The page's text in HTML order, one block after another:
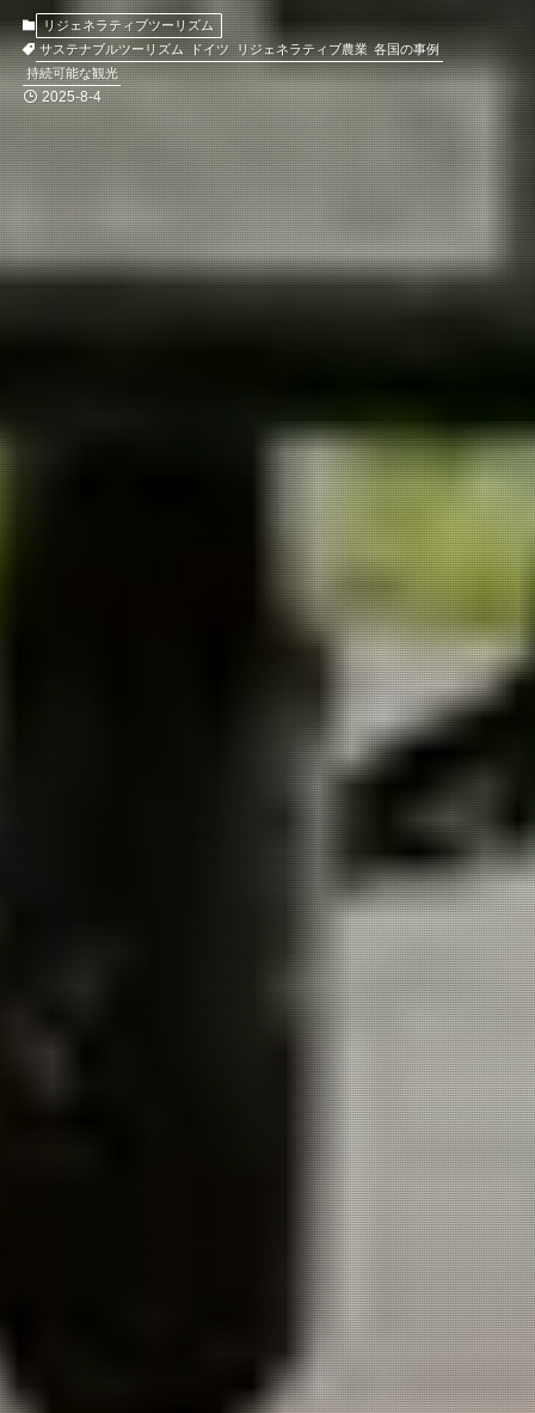
リジェネラティブツーリズム
サステナブルツーリズム ドイツ リジェネラティブ農業 各国の事例
持続可能な観光
2025-8-4